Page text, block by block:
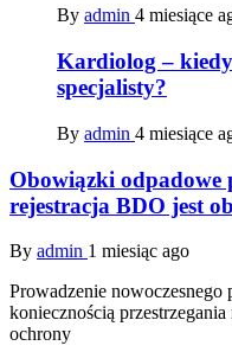
By admin 4 miesiące
Kardiolog – kiedy
specjalisty?
By admin 4 miesiące
Obowiązki
rejestracja BDO jest
By admin 1 miesiąc ago
Prowadzenie nowoczesnego
koniecznością
ochrony